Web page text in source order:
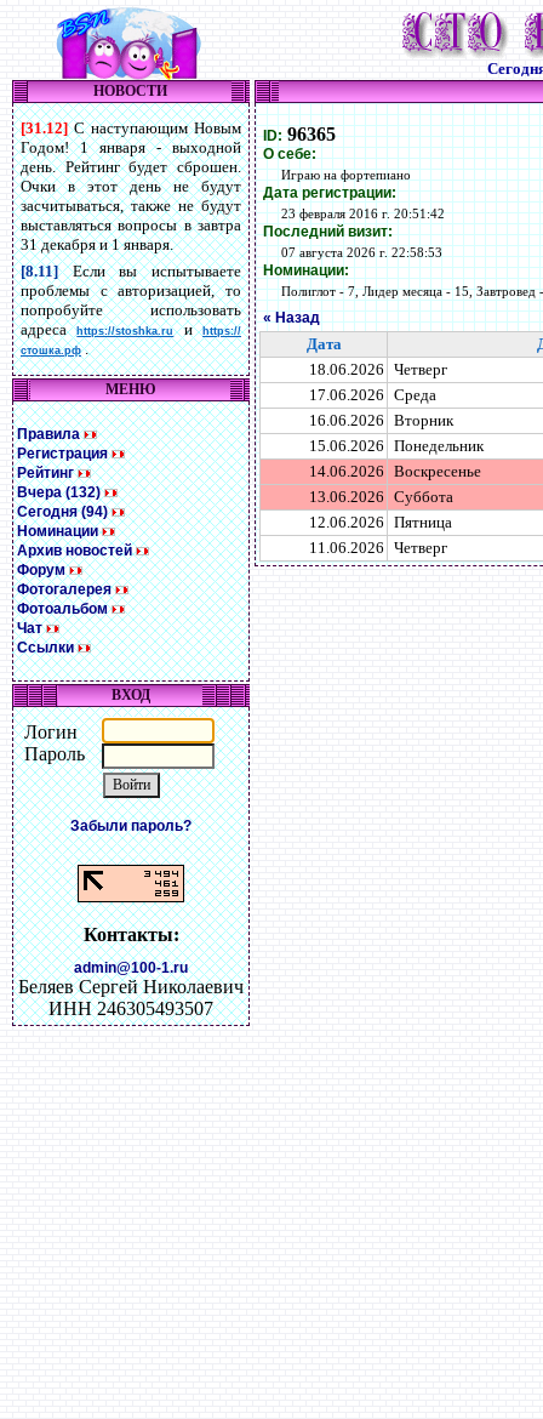
НОВОСТИ
[31.12]С наступающим Новым
Годом! 1 января - выходной
день. Рейтинг будет сброшен.
Очки в этот день не будут
засчитываться, также не будут
выставляться вопросы в завтра
31 декабря и 1 января.
[8.11]Если вы испытываете
проблемы с авторизацией, то
попробуйте использовать
адресаhttps://stoshka.ruиhttps://
стошка.рф.
МЕНЮ
Правила
Регистрация
Рейтинг
Вчера (132)
Сегодня (94)
Номинации
Архив новостей
Форум
Фотогалерея
Фотоальбом
Чат
Ссылки
ВХОД
Логин
Пароль
Забыли пароль?
Контакты:
admin@100-1.ru
Беляев Сергей Николаевич
ИНН 246305493507
ID: 96365
О себе:
Играю на фортепиано
Дата регистрации:
23 февраля 2016 г. 20:51:42
Последний визит:
07 августа 2026 г. 22:58:53
Номинации:
Полиглот - 7, Лидер месяца - 15,
« Назад
Дата
18.06.2026 Четверг
17.06.2026 Среда
16.06.2026 Вторник
15.06.2026 Понедельник
14.06.2026 Воскресенье
13.06.2026 Суббота
12.06.2026 Пятница
11.06.2026 Четверг